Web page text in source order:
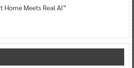
Home Meets Real AI”